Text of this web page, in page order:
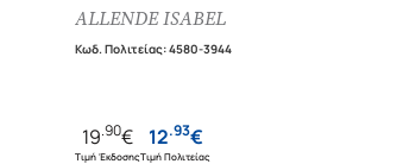
ALLENDE ISABEL
Κωδ. Πολιτείας:4580-3944
19.90€
Τιμή Έκδοσης
12.93€
Τιμή Πολιτείας